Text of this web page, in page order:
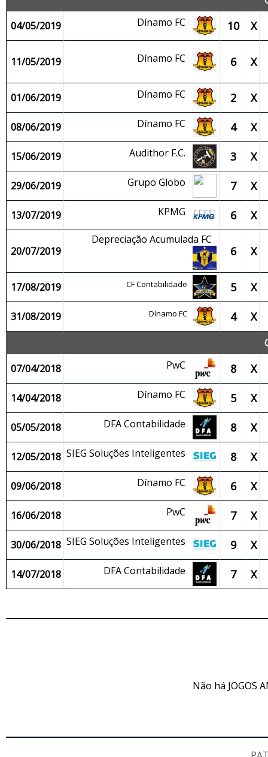
04/05/2019
Dínamo FC 10 X
11/05/2019 Dínamo FC 6 X
01/06/2019 Dínamo FC 2 X
08/06/2019 Dínamo FC 4 X
15/06/2019 Audithor F.C. 3 X
29/06/2019 Grupo Globo 7 X
13/07/2019 KPMG 6 X
20/07/2019
Depreciação Acumulada FC
6 X
17/08/2019 CF Contabilidade 5 X
31/08/2019 Dínamo FC 4 X
07/04/2018
PwC 8 X
14/04/2018 Dínamo FC 5 X
05/05/2018 DFA Contabilidade 8 X
12/05/2018 SIEG Soluções Inteligentes 8 X
09/06/2018 Dínamo FC 6 X
16/06/2018 PwC 7 X
30/06/2018 SIEG Soluções Inteligentes 9 X
14/07/2018 DFA Contabilidade 7 X
Não há JOGOS